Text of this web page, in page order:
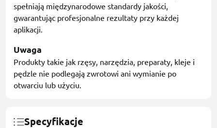
spełniają międzynarodowe standardy jakości,
gwarantując profesjonalne rezultaty przy każdej
aplikacji.
Uwaga
Produkty takie jak rzęsy, narzędzia, preparaty, kleje i
pędzle nie podlegają zwrotowi ani wymianie po
otwarciu lub użyciu.
Specyfikacje